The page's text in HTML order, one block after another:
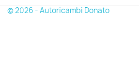
© 2026 - Autoricambi Donato